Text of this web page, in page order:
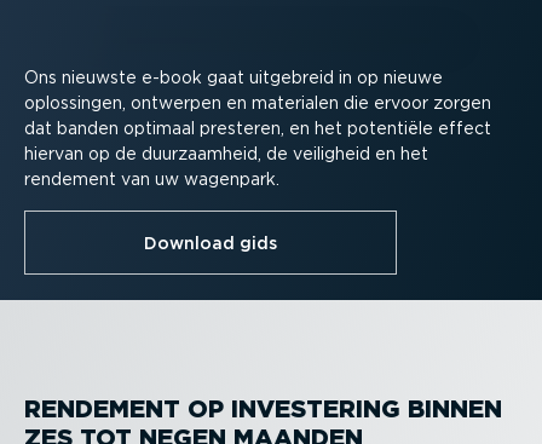
Ons nieuwste e-book gaat uitgebreid in op nieuwe
oplossingen, ontwerpen en materialen die ervoor zorgen
dat banden optimaal presteren, en het potentiële effect
hiervan op de duurzaamheid, de veiligheid en het
rendement van uw wagenpark.
Download gids
RENDEMENT OP INVESTERING BINNEN
ZES TOT NEGEN MAANDEN